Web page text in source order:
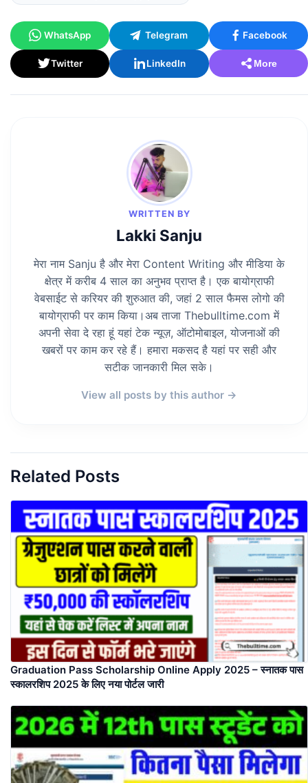
WhatsApp Telegram Facebook
Twitter LinkedIn More
WRITTEN BY
Lakki Sanju
मेरा नाम Sanju है और मेरा Content Writing और मीडिया के
क्षेत्र में करीब 4 साल का अनुभव प्राप्त है। एक बायोग्राफी
वेबसाईट से करियर की शुरुआत की, जहां 2 साल फैमस लोगो की
बायोग्राफी पर काम किया।अब ताजा Thebulltime.com में
अपनी सेवा दे रहा हूं यहां टेक न्यूज़, ऑटोमोबाइल, योजनाओं की
खबरों पर काम कर रहे हैं। हमारा मकसद है यहां पर सही और
सटीक जानकारी मिल सके।
View all posts by this author →
Related Posts
Graduation Pass Scholarship Online Apply 2025 – स्नातक पास
स्कालरशिप 2025 के लिए नया पोर्टल जारी